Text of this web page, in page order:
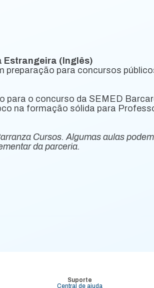
Estrangeira (Inglês)
preparação para concursos
para o concurso da SEMED
na formação sólida para
Cursos. Algumas aulas
da parceria.
Suporte
Central de ajuda